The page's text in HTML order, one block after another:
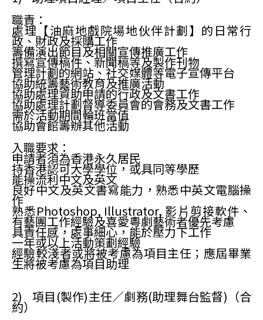
職責：
處理【油麻地戲院場地伙伴計劃】的日常行
政、財政及採購工作
籌備演出節目及相關宣傳推廣工作
撰寫宣傳稿件、新聞稿等及製作刊物
管理計劃的網站、社交媒體等電子宣傳平台
協助統籌藝術教育及推廣活動
協助處理資助申請的行政及文書工作
協助處理計劃督導委員會的會務及文書工作
需於活動期間輪班當值
協助會館籌辦其他活動
入職要求：
申請者須為香港永久居民
持香港認可大學學位，或具同等學歷
能操流利中文及英文
良好中文及英文書寫能力，熟悉中英文電腦操
作
熟悉Photoshop, Illustrator, 影片剪接軟件、
有藝團工作經驗及喜愛粵劇藝術者優先考慮
具責任感，處事細心，能於壓力下工作
一年或以上活動策劃經驗
經驗較淺者或將被考慮為項目主任；應屆畢業
生將被考慮為項目助理
2) 項目(製作)主任／劇務(助理舞台監督)（合
約）